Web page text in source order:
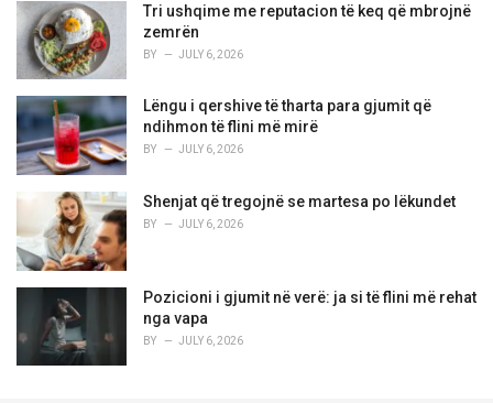
Tri ushqime me reputacion të keq që mbrojnë
zemrën
BY JULY 6, 2026
Lëngu i qershive të tharta para gjumit që
ndihmon të flini më mirë
BY JULY 6, 2026
Shenjat që tregojnë se martesa po lëkundet
BY JULY 6, 2026
Pozicioni i gjumit në verë: ja si të flini më rehat
nga vapa
BY JULY 6, 2026